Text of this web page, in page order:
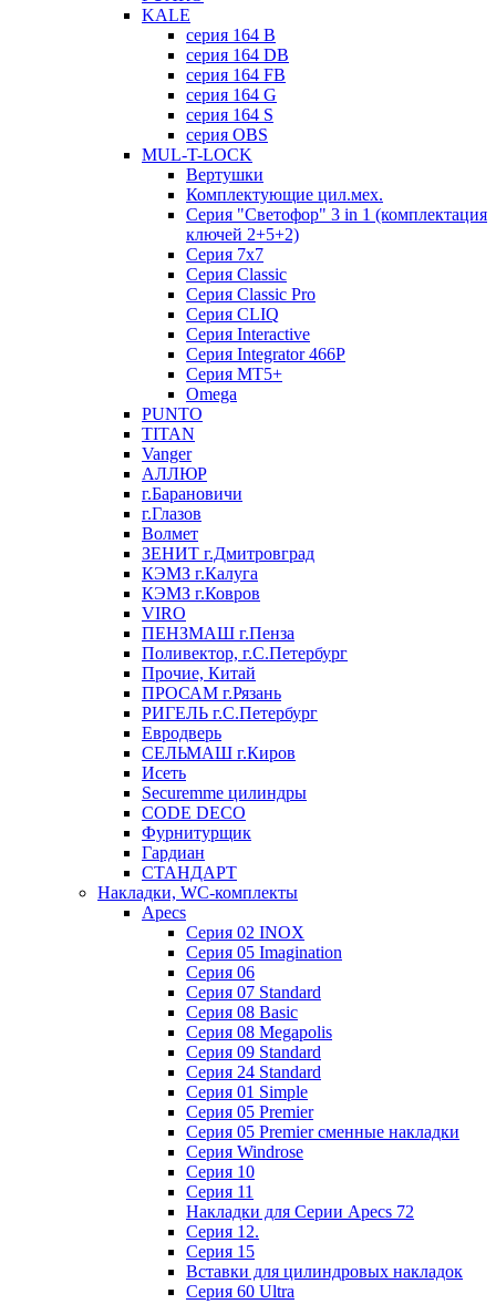
KALE
серия 164 B
серия 164 DB
серия 164 FB
серия 164 G
серия 164 S
серия OBS
MUL-T-LOCK
Вертушки
Комплектующие цил.мех.
Серия "Светофор" 3 in 1 (комплектация
ключей 2+5+2)
Серия 7х7
Серия Classic
Серия Classic Pro
Серия CLIQ
Серия Interactive
Серия Integrator 466P
Серия MT5+
Omega
PUNTO
TITAN
Vanger
АЛЛЮР
г.Барановичи
г.Глазов
Волмет
ЗЕНИТ г.Дмитровград
КЭМЗ г.Калуга
КЭМЗ г.Ковров
VIRO
ПЕНЗМАШ г.Пенза
Поливектор, г.С.Петербург
Прочие, Китай
ПРОСАМ г.Рязань
РИГЕЛЬ г.С.Петербург
Евродверь
СЕЛЬМАШ г.Киров
Исеть
Securemme цилиндры
CODE DECO
Фурнитурщик
Гардиан
СТАНДАРТ
Накладки, WC-комплекты
Apecs
Cерия 02 INOX
Cерия 05 Imagination
Cерия 06
Cерия 07 Standard
Cерия 08 Basic
Cерия 08 Megapolis
Cерия 09 Standard
Cерия 24 Standard
Серия 01 Simple
Серия 05 Premier
Серия 05 Premier сменные накладки
Cерия Windrose
Серия 10
Серия 11
Накладки для Серии Apecs 72
Серия 12.
Серия 15
Вставки для цилиндровых накладок
Серия 60 Ultra